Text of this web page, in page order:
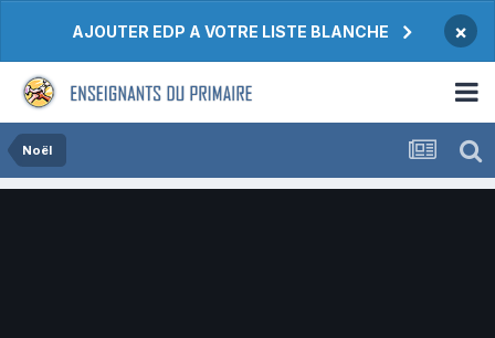
AJOUTER EDP A VOTRE LISTE BLANCHE ×
Noël